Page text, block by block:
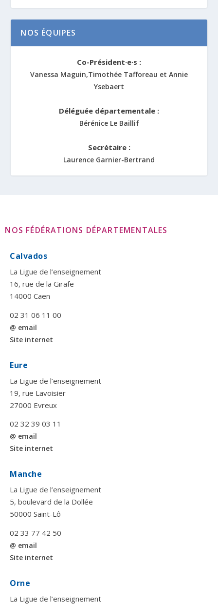
NOS ÉQUIPES
Co-Président·e·s :
Vanessa Maguin,Timothée Tafforeau et Annie
Ysebaert
Déléguée départementale :
Bérénice Le Baillif
Secrétaire :
Laurence Garnier-Bertrand
NOS FÉDÉRATIONS DÉPARTEMENTALES
Calvados
La Ligue de l’enseignement
16, rue de la Girafe
14000 Caen
02 31 06 11 00
@ email
Site internet
Eure
La Ligue de l’enseignement
19, rue Lavoisier
27000 Evreux
02 32 39 03 11
@ email
Site internet
Manche
La Ligue de l’enseignement
5, boulevard de la Dollée
50000 Saint-Lô
02 33 77 42 50
@ email
Site internet
Orne
La Ligue de l’enseignement